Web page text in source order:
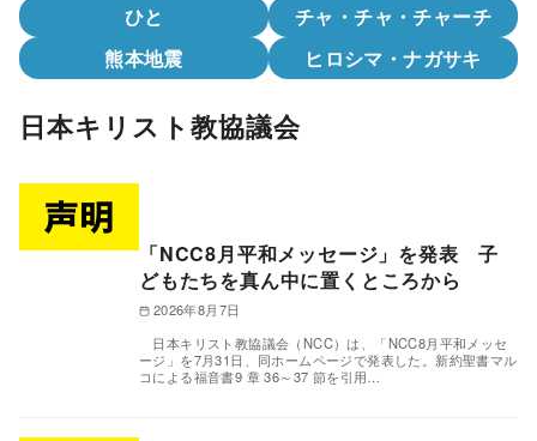
ひと
チャ・チャ・チャーチ
熊本地震
ヒロシマ・ナガサキ
日本キリスト教協議会
「NCC8月平和メッセージ」を発表 子
どもたちを真ん中に置くところから
2026年8月7日
日本キリスト教協議会（NCC）は、「NCC8月平和メッセ
ージ」を7月31日、同ホームページで発表した。新約聖書マル
コによる福音書9 章 36～37 節を引用…